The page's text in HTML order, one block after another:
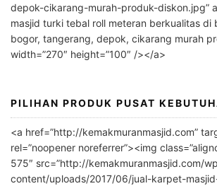
t
i
v
depok-cikarang-murah-produk-diskon.jpg”
masjid turki tebal roll meteran berkualitas di
bogor, tangerang, depok, cikarang murah
width=”270″ height=”100″ /></a>
PILIHAN PRODUK PUSAT
<a href=”http://kemakmuranmasjid.com”
rel=”noopener noreferrer”><img
575″ src=”http://kemakmuranmasjid.com/
content/uploads/2017/06/jual-karpet-